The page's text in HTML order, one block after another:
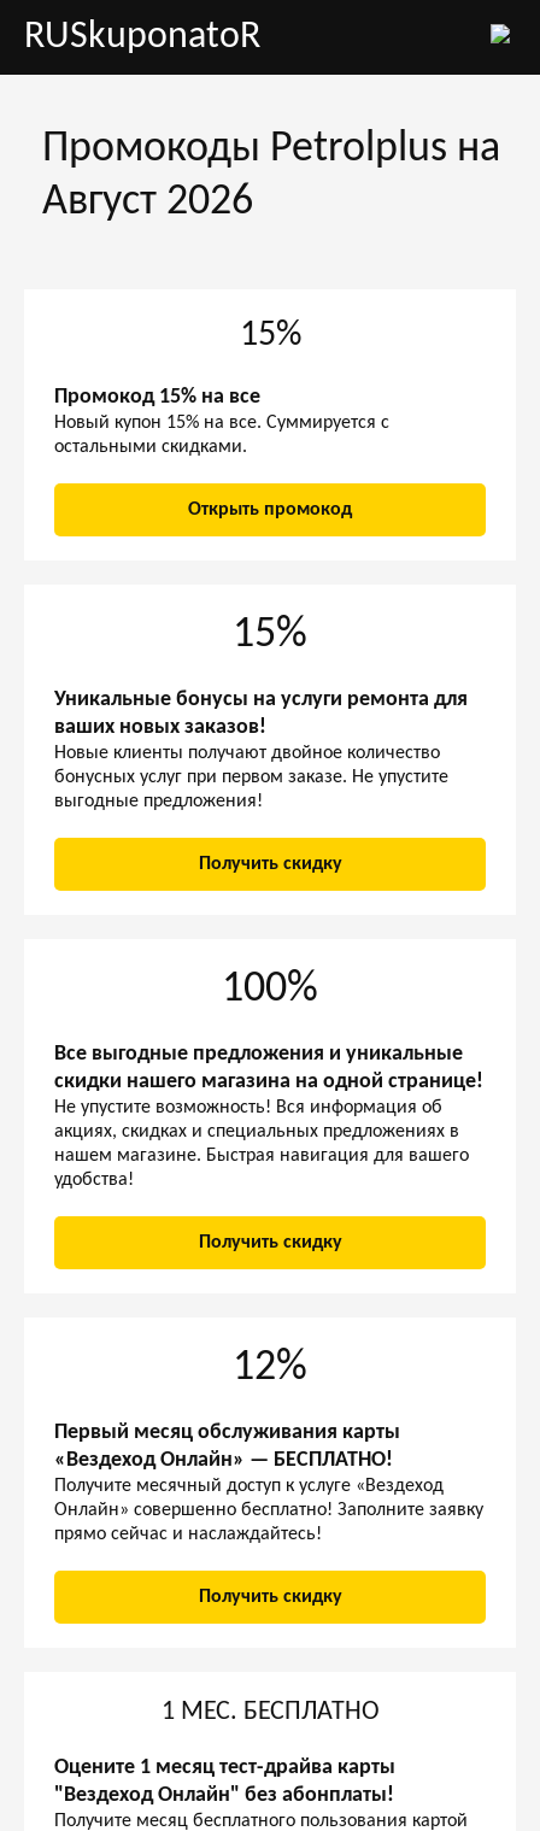
RUSkuponatoR
Промокоды Petrolplus на
Август 2026
15%
Промокод 15% на все
Новый купон 15% на все. Суммируется с
остальными скидками.
Открыть промокод
15%
Уникальные бонусы на услуги ремонта для
ваших новых заказов!
Новые клиенты получают двойное количество
бонусных услуг при первом заказе. Не упустите
выгодные предложения!
Получить скидку
100%
Все выгодные предложения и уникальные
скидки нашего магазина на одной странице!
Не упустите возможность! Вся информация об
акциях, скидках и специальных предложениях в
нашем магазине. Быстрая навигация для вашего
удобства!
Получить скидку
12%
Первый месяц обслуживания карты
«Вездеход Онлайн» — БЕСПЛАТНО!
Получите месячный доступ к услуге «Вездеход
Онлайн» совершенно бесплатно! Заполните заявку
прямо сейчас и наслаждайтесь!
Получить скидку
1 МЕС. БЕСПЛАТНО
Оцените 1 месяц тест-драйва карты
"Вездеход Онлайн" без абонплаты!
Получите месяц бесплатного пользования картой